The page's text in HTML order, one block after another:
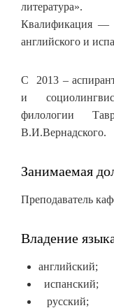
литература».
Квалификация —
английского и
С 2013 –
и
филологии
В.И.Вернадского.
Занимаемая
Преподаватель
Владение
английский;
испанский;
русский;